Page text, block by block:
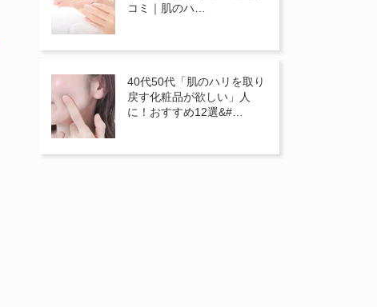
コミ｜肌のハ…
40代50代「肌のハリを取り
戻す化粧品が欲しい」人
に！おすすめ12選&#…